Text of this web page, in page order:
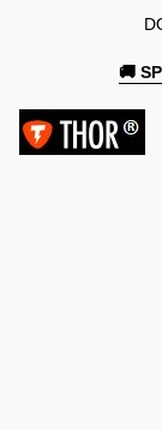
🚚